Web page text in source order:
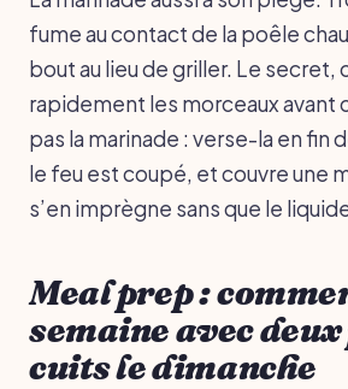
fume au contact de la poêle
bout au lieu de griller. Le secret,
rapidement les morceaux avant
pas la marinade : verse-la en fin
le feu est coupé, et couvre une
s’en imprègne sans que le
Meal prep :
semaine avec
cuits le dimanche